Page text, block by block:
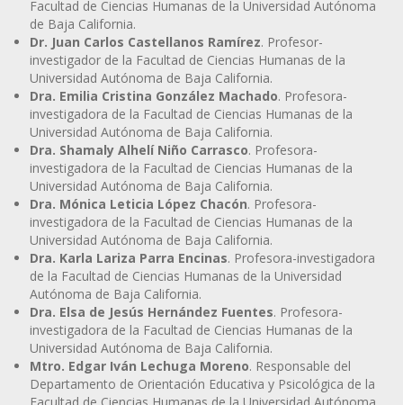
Facultad de Ciencias Humanas de la Universidad Autónoma
de Baja California.
Dr. Juan Carlos Castellanos Ramírez. Profesor-
investigador de la Facultad de Ciencias Humanas de la
Universidad Autónoma de Baja California.
Dra. Emilia Cristina González Machado. Profesora-
investigadora de la Facultad de Ciencias Humanas de la
Universidad Autónoma de Baja California.
Dra. Shamaly Alhelí Niño Carrasco. Profesora-
investigadora de la Facultad de Ciencias Humanas de la
Universidad Autónoma de Baja California.
Dra. Mónica Leticia López Chacón. Profesora-
investigadora de la Facultad de Ciencias Humanas de la
Universidad Autónoma de Baja California.
Dra. Karla Lariza Parra Encinas. Profesora-investigadora
de la Facultad de Ciencias Humanas de la Universidad
Autónoma de Baja California.
Dra. Elsa de Jesús Hernández Fuentes. Profesora-
investigadora de la Facultad de Ciencias Humanas de la
Universidad Autónoma de Baja California.
Mtro. Edgar Iván Lechuga Moreno. Responsable del
Departamento de Orientación Educativa y Psicológica de la